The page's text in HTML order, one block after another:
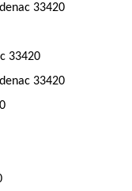
33420
33420
33420